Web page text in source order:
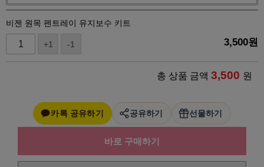
비젠 원목 펜트레이 유지보수 키트
+1 -1 3,500원
총 상품 금액 3,500 원
카톡 공유하기 공유하기 선물하기
바로 구매하기